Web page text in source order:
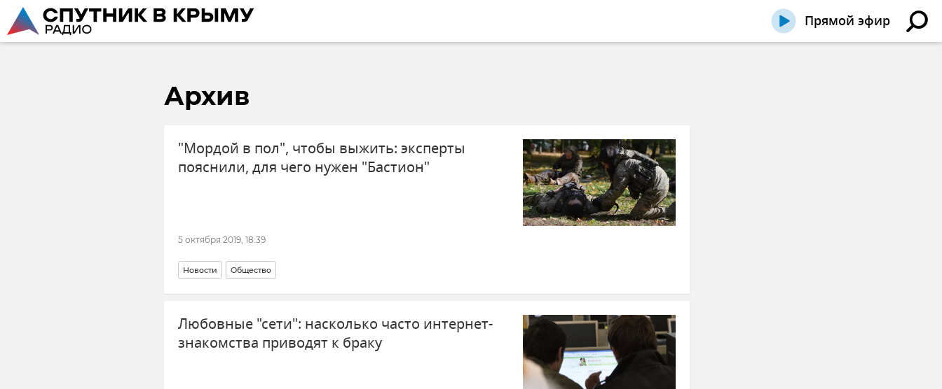
Прямой эфир
Архив
"Мордой в пол", чтобы выжить: эксперты
пояснили, для чего нужен "Бастион"
5 октября 2019, 18:39
Новости Общество
Любовные "сети": насколько часто интернет-
знакомства приводят к браку